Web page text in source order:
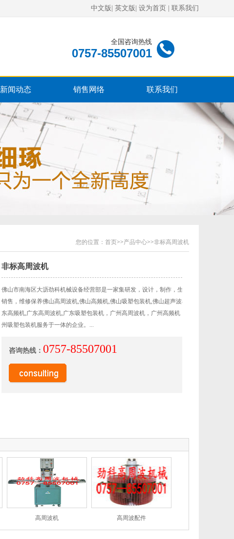
中文版 英文版 设为首页 联系我们
全国咨询热线
0757-85507001
新闻动态 销售网络 联系我们
您的位置： 首页>>产品中心>>非标高周波机
非标高周波机
佛山市南海区大沥劲科机械设备经营部是一家集研发，设计，制作，生产，
销售，维修保养佛山高周波机,佛山高频机,佛山吸塑包装机,佛山超声波机,广
东高频机,广东高周波机,广东吸塑包装机，广州高周波机，广州高频机，广
州吸塑包装机服务于一体的企业。...
咨询热线： 0757-85507001
高周波机 高周波配件